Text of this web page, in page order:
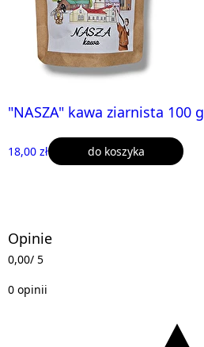
"NASZA" kawa ziarnista 100 g
18,00 zł do koszyka
Opinie
0,00/ 5
0 opinii